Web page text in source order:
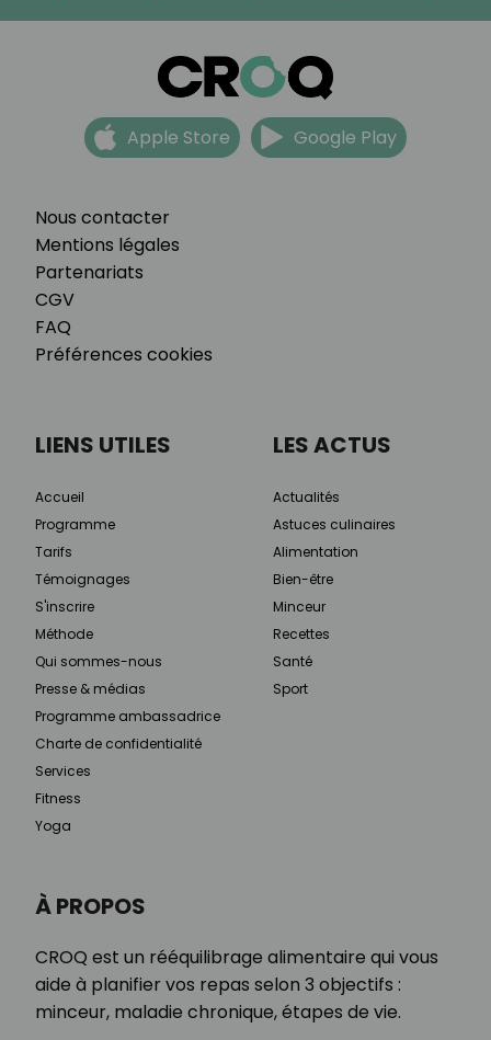
Nous contacter
Mentions légales
Partenariats
CGV
FAQ
Préférences cookies
Apple Store Google Play
À PROPOS
CROQ est un rééquilibrage alimentaire qui vous
aide à planifier vos repas selon 3 objectifs :
minceur, maladie chronique, étapes de vie.
LIENS UTILES
Accueil
Programme
Tarifs
Témoignages
S'inscrire
Méthode
Qui sommes-nous
Presse & médias
Programme ambassadrice
Charte de confidentialité
Services
Fitness
Yoga
LES ACTUS
Actualités
Astuces culinaires
Alimentation
Bien-être
Minceur
Recettes
Santé
Sport